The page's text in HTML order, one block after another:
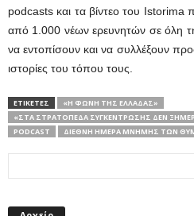
podcasts και τα βίντεο του
από 1.000 νέων ερευνητών σε όλη
να εντοπίσουν και να συλλέξουν
ιστορίες του τόπου τους.
ΕΤΙΚΕΤΕΣ
«Η ΦΩΝΉ ΤΗΣ ΕΛΛΆΔΑΣ»
«ΣΤΑ ΣΤΡΑΤΌΠΕΔΑ ΣΥΓΚΈΝΤΡΩΣΗΣ ΔΕΝ
PODCAST
ΔΙΕΘΝΉ ΗΜΈΡΑ ΜΝΉΜΗΣ ΤΩΝ